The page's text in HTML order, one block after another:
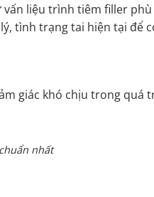
vấn liệu trình tiêm filler
tình trạng tai hiện tại để
giác khó chịu trong quá
nhất